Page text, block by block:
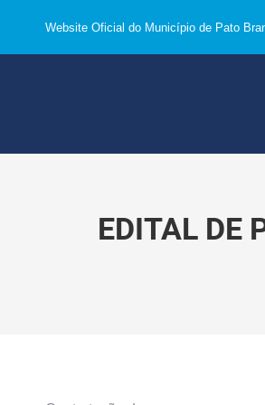
Website Oficial do Município de Pato
EDITAL DE